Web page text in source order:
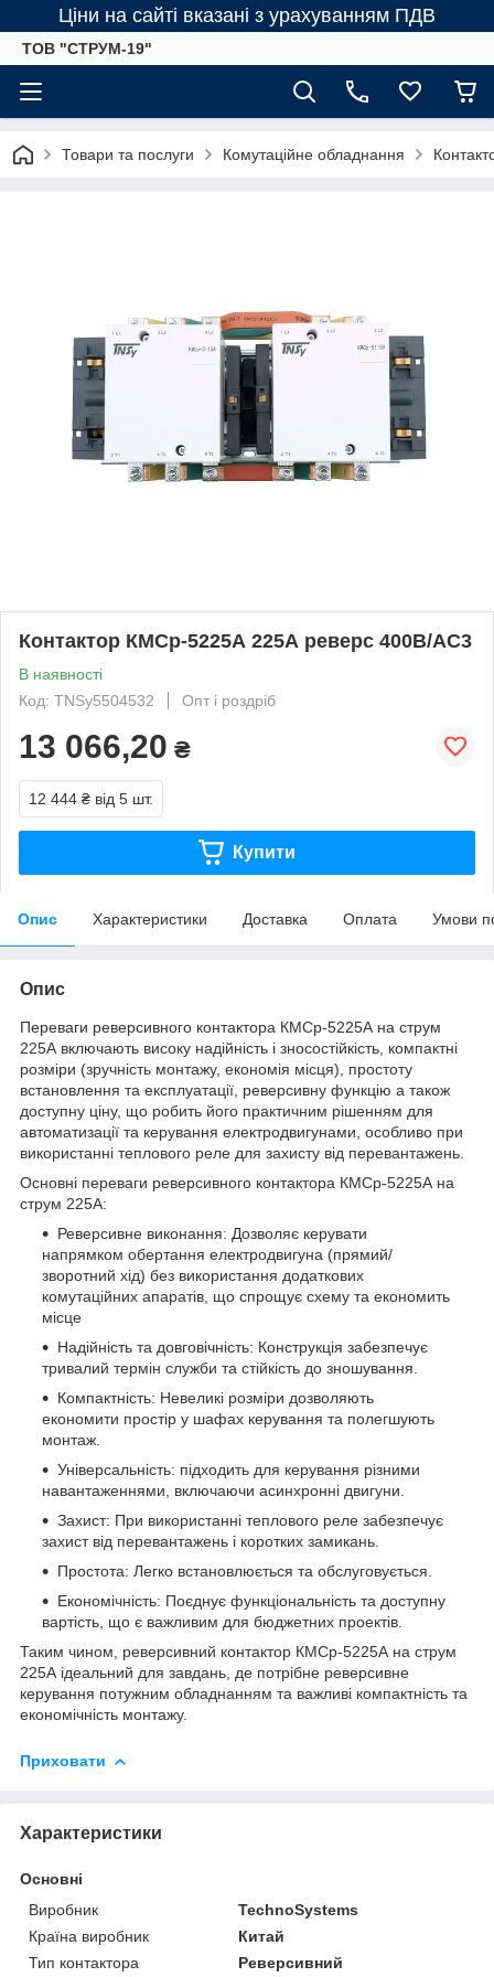
Ціни на сайті вказані з урахуванням ПДВ
ТОВ "СТРУМ-19"
Товари та послуги Комутаційне обладнання
Контактор КМСр-5225А 225А реверс 400В/АС3
В наявності
Код: TNSy5504532
Опт і роздріб
13 066,20 ₴
12 444 ₴ від 5 шт.
Купити
Опис Характеристики Доставка Оплата Умови
Опис
Переваги реверсивного контактора КМСр-5225А на струм
225А включають високу надійність і зносостійкість, компактні
розміри (зручність монтажу, економія місця), простоту
встановлення та експлуатації, реверсивну функцію а також
доступну ціну, що робить його практичним рішенням для
автоматизації та керування електродвигунами, особливо при
використанні теплового реле для захисту від перевантажень.
Основні переваги реверсивного контактора КМСр-5225А на
струм 225А:
Реверсивне виконання: Дозволяє керувати
напрямком обертання електродвигуна (прямий/
зворотний хід) без використання додаткових
комутаційних апаратів, що спрощує схему та економить
місце
Надійність та довговічність: Конструкція забезпечує
тривалий термін служби та стійкість до зношування.
Компактність: Невеликі розміри дозволяють
економити простір у шафах керування та полегшують
монтаж.
Універсальність: підходить для керування різними
навантаженнями, включаючи асинхронні двигуни.
Захист: При використанні теплового реле забезпечує
захист від перевантажень і коротких замикань.
Простота: Легко встановлюється та обслуговується.
Економічність: Поєднує функціональність та доступну
вартість, що є важливим для бюджетних проектів.
Таким чином, реверсивний контактор КМСр-5225А на струм
225А ідеальний для завдань, де потрібне реверсивне
керування потужним обладнанням та важливі компактність та
економічність монтажу.
Приховати
Характеристики
Основні
Виробник
TechnoSystems
Країна виробник
Китай
Тип контактора
Реверсивний